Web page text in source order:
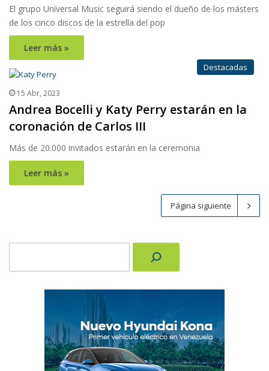
El grupo Universal Music seguirá siendo el dueño de los másters
de los cinco discos de la estrella del pop
Leer más »
Destacadas
15 Abr, 2023
Andrea Bocelli y Katy Perry estarán en la
coronación de Carlos III
Más de 20.000 invitados estarán en la ceremonia
Leer más »
Página siguiente